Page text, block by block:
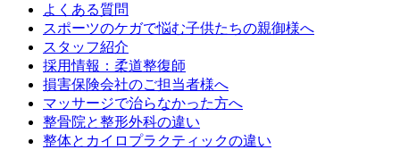
よくある質問
スポーツのケガで悩む子供たちの親御様へ
スタッフ紹介
採用情報：柔道整復師
損害保険会社のご担当者様へ
マッサージで治らなかった方へ
整骨院と整形外科の違い
整体とカイロプラクティックの違い